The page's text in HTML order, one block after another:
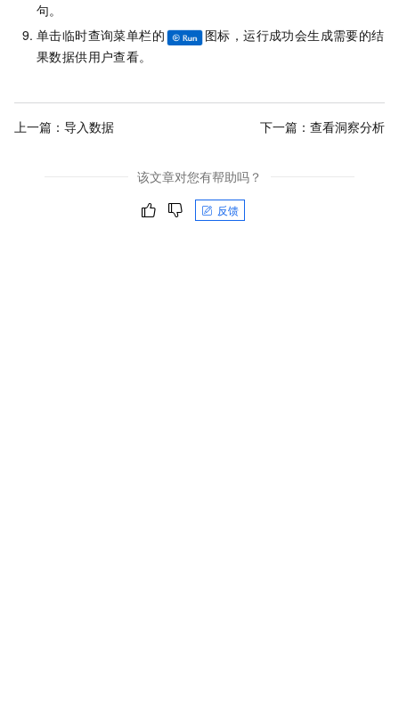
句。
单击临时查询菜单栏的
图标，运行成功会生成需要的结
果数据供用户查看。
上一篇： 导入数据 下一篇： 查看洞察分析
该文章对您有帮助吗？
反馈